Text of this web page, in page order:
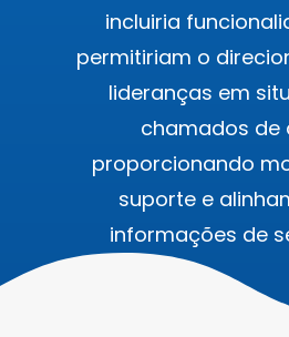
incluiria
permitiriam o
lideranças em
chamados de
proporcionando
suporte e
informações de